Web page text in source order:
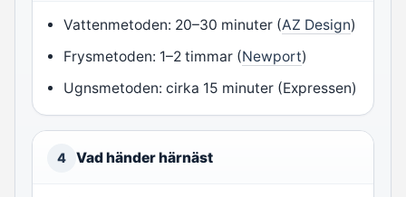
Vattenmetoden: 20–30 minuter (AZ Design)
Frysmetoden: 1–2 timmar (Newport)
Ugnsmetoden: cirka 15 minuter (Expressen)
4 Vad händer härnäst